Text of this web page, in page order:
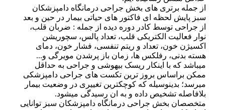
از جمله برتری های بخش جراحی درمانگاه دامپزشکان
سبز پایش لحظه ای فاکتور های حیاتی بیمار در حین و بعد
از جراحی توسط کادر دوره دیده از جمله : ضربان قلب،
نوار فعالیت الکتریکی قلب، تعداد پالس، سچوریشن
اکسیژن خون، تعداد و ریتم تنفسی، فشار خون، دمای
هسته بدنی، رفلکس ها، زمان باز پرشدن مویرگی و...
میباشد که با اینکار ریسک بیهوشی و جراحی به حداقل
ممکن براساس بروز ترین تکست های جراحی دامپزشکی
میرسد؛ بدینوسیله که کوچکترین تغییری در وضعیت بیمار
بلافاصله تشخیص داده و به ان رسیدگی میشود.
متخصصان بخش جراحی درمانگاه دامپزشکان سبز توانایی